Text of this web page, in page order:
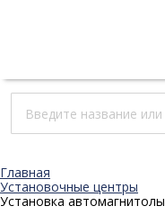
Главная
Установочные центры
Установка автомагнитолы